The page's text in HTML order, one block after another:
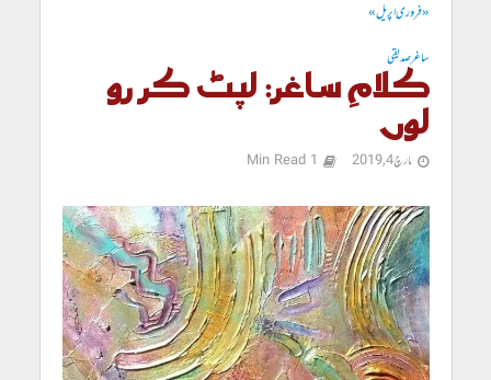
« فروریاپریل »
ساغرصدیقی
کلامِ ساغر: لپٹ کر رو
لوں
مارچ 4, 2019 1 Min Read